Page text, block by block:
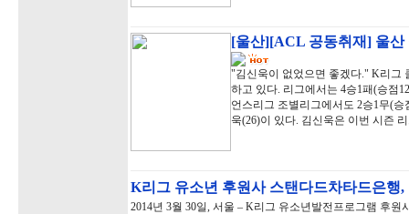
[울산][ACL 공동취재] 울
"김신욱이 없었으면 좋겠다." K리그
하고 있다. 리그에서는 4승1패(승점
언스리그 조별리그에서도 2승1무(
욱(26)이 있다. 김신욱은 이번 시즌
K리그 유소년 후원사 스탠다드차타드은
2014년 3월 30일, 서울 – K리그 유소년발전프로그램 후